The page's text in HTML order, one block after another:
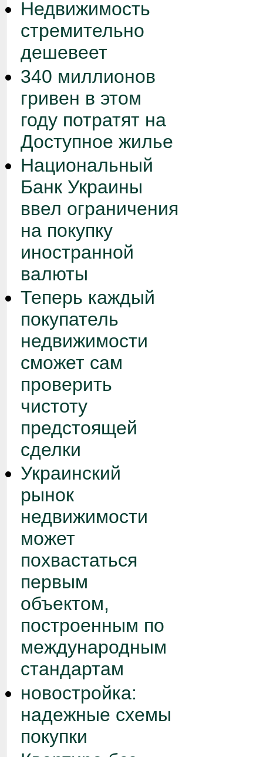
Недвижимость
стремительно
дешевеет
340 миллионов
гривен в этом
году потратят на
Доступное жилье
Национальный
Банк Украины
ввел ограничения
на покупку
иностранной
валюты
Теперь каждый
покупатель
недвижимости
сможет сам
проверить
чистоту
предстоящей
сделки
Украинский
рынок
недвижимости
может
похвастаться
первым
объектом,
построенным по
международным
стандартам
новостройка:
надежные схемы
покупки